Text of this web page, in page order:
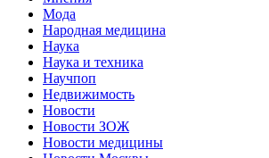
Мода
Народная медицина
Наука
Наука и техника
Научпоп
Недвижимость
Новости
Новости ЗОЖ
Новости медицины